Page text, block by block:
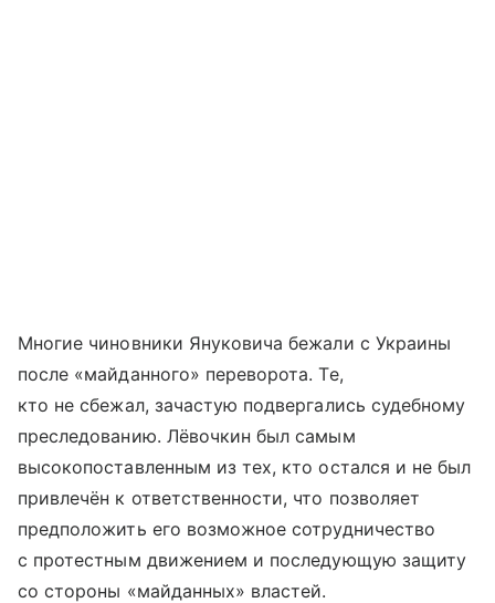
Многие чиновники Януковича бежали с Украины
после «майданного» переворота. Те,
кто не сбежал, зачастую подвергались судебному
преследованию. Лёвочкин был самым
высокопоставленным из тех, кто остался и не был
привлечён к ответственности, что позволяет
предположить его возможное сотрудничество
с протестным движением и последующую защиту
со стороны «майданных» властей.